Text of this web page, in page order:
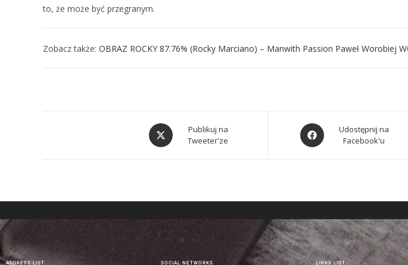
to, że może być przegranym.
Zobacz także: OBRAZ ROCKY 87.76% (Rocky Marciano) – Manwith Passion Paweł Worobiej
Publikuj na
Tweeter'ze
Udostępnij na
Facebook'u
ADDRESS LIST SOCIAL NETWORKS LINKS LIST